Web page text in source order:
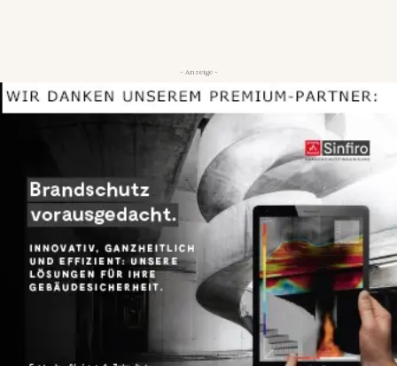
- Anzeige -